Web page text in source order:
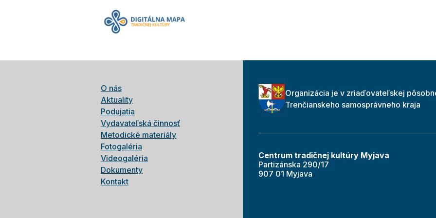
O nás
Aktuality
Podujatia
Vydavateľská činnosť
Metodické materiály
Fotogaléria
Videogaléria
Dokumenty
Kontakt
Organizácia je v zriaďovateľskej
Trenčianskeho samosprávneho kraja
Centrum tradičnej kultúry Myjava
Partizánska 290/17
907 01 Myjava